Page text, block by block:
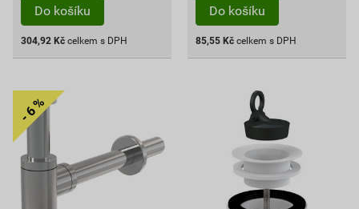
Do košíku
304,92 Kč celkem s DPH
Do košíku
85,55 Kč celkem s DPH